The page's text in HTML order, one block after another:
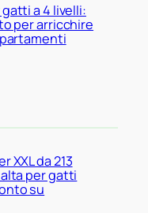
a 4 livelli:
per arricchire
XXL da 213
per gatti
su